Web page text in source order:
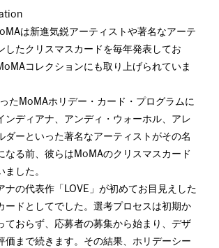
は新進気鋭アーティストや著名なアーテ
したクリスマスカードを毎年発表してお
コレクションにも取り上げられていま
たMoMAホリデー・カード・プログラムに
ンディアナ、アンディ・ウォーホル、アレ
ダーといった著名なアーティストがその名
なる前、彼らはMoMAのクリスマスカード
ました。
ナの代表作「LOVE」が初めてお目見えした
ードとしてでした。選考プロセスは初期か
ておらず、応募者の募集から始まり、デザ
価まで続きます。その結果、ホリデーシー